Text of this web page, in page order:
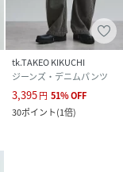
tk.TAKEO KIKUCHI
ジーンズ・デニムパンツ
3,395円 51%OFF
30ポイント(1倍)